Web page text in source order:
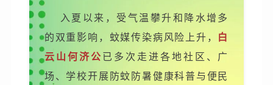
入夏以来，受气温攀升和降水增多
的双重影响，蚊媒传染病风险上升， 白
云山何济公已多次走进各地社区、广
场、学校开展防蚊防暑健康科普与便民